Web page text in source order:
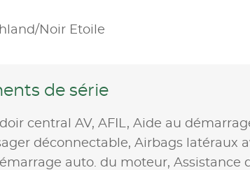
Noir Etoile
de série
central AV, AFIL, Aide au
déconnectable, Airbags latéraux
auto. du moteur, Assistance